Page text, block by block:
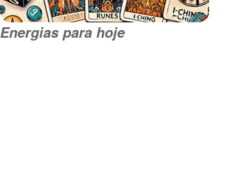
Energias para hoje